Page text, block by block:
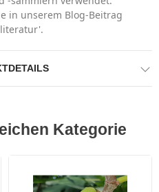
in unserem Blog-Beitrag
Kategorie